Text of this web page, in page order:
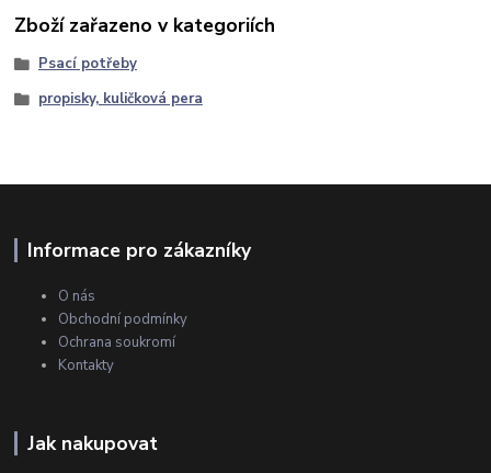
Zboží zařazeno v kategoriích
Psací potřeby
propisky, kuličková pera
Informace pro zákazníky
O nás
Obchodní podmínky
Ochrana soukromí
Kontakty
Jak nakupovat